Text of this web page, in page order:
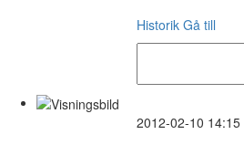
Historik Gå till
2012-02-10 14:15